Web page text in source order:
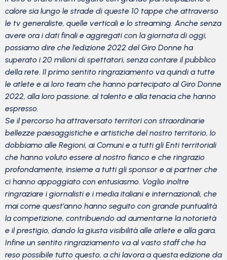
calore sia lungo le strade di queste 10 tappe che attraverso
le tv generaliste, quelle verticali e lo streaming. Anche senza
avere ora i dati finali e aggregati con la giornata di oggi,
possiamo dire che l’edizione 2022 del Giro Donne ha
superato i 20 milioni di spettatori, senza contare il pubblico
della rete. Il primo sentito ringraziamento va quindi a tutte
le atlete e ai loro team che hanno partecipato al Giro Donne
2022, alla loro passione, al talento e alla tenacia che hanno
espresso.
Se il percorso ha attraversato territori con straordinarie
bellezze paesaggistiche e artistiche del nostro territorio, lo
dobbiamo alle Regioni, ai Comuni e a tutti gli Enti territoriali
che hanno voluto essere al nostro fianco e che ringrazio
profondamente, insieme a tutti gli sponsor e ai partner che
ci hanno appoggiato con entusiasmo. Voglio inoltre
ringraziare i giornalisti e i media italiani e internazionali, che
mai come quest’anno hanno seguito con grande puntualità
la competizione, contribuendo ad aumentarne la notorietà
e il prestigio, dando la giusta visibilità alle atlete e alla gara.
Infine un sentito ringraziamento va al vasto staff che ha
reso possibile tutto questo, a chi lavora a questa edizione da